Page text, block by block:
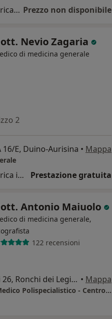
Visita medica generica in CONVENZIONE Prezzo non disponibile
Nevio Zagaria
di medicina generale
2
16/E, Duino-Aurisina • Mappa
Visita medica generica in CONVENZIONE Prestazione gratuita
Antonio Maiuolo
di medicina generale,
122 recensioni
Via Giuseppe Verdi 26, Ronchi dei Legionari • Mappa
Medicenter Centro Medico Polispecialistico - Centro di Riabilitazione e Medicina dello Sport